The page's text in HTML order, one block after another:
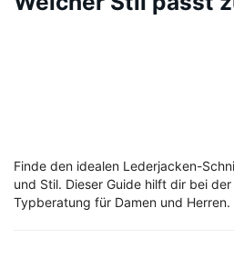
Finde den idealen Lederjacken-
und Stil. Dieser Guide hilft dir bei
Typberatung für Damen und Herren.